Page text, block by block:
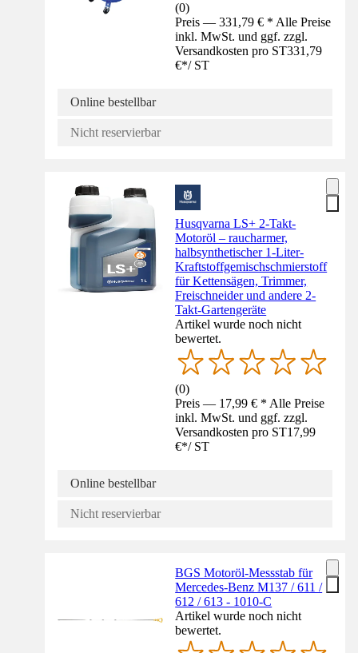
(0)
Preis — 331,79 € * Alle Preise
inkl. MwSt. und ggf. zzgl.
Versandkosten pro ST331,79
€*/ ST
Online bestellbar
Nicht reservierbar
Husqvarna LS+ 2-Takt-
Motoröl – raucharmer,
halbsynthetischer 1-Liter-
Kraftstoffgemischschmierstoff
für Kettensägen, Trimmer,
Freischneider und andere 2-
Takt-Gartengeräte
Artikel wurde noch nicht
bewertet.
(0)
Preis — 17,99 € * Alle Preise
inkl. MwSt. und ggf. zzgl.
Versandkosten pro ST17,99
€*/ ST
Online bestellbar
Nicht reservierbar
BGS Motoröl-Messstab für
Mercedes-Benz M137 / 611 /
612 / 613 - 1010-C
Artikel wurde noch nicht
bewertet.